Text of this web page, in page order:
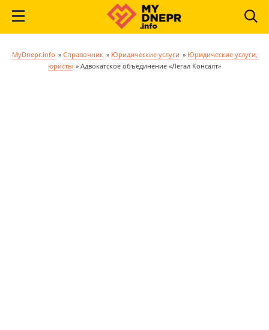
MyDnepr.info » Справочник » Юридические услуги » Юридические услуги,
юристы » Адвокатское объединение «Легал Консалт»